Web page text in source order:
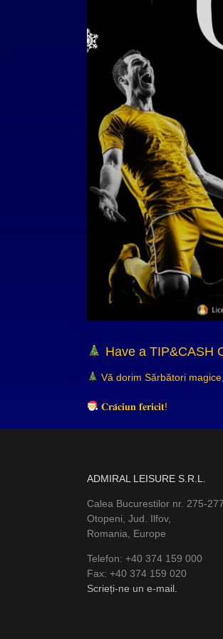
Have a TIP&CASH
Vă dorim Sărbători
𝐂𝐫𝐚̆𝐜𝐢𝐮𝐧 𝐟𝐞𝐫𝐢𝐜𝐢𝐭!
ADMIRAL LEISURE S.R.L.
Calea Bucurestilor nr. 275-277
Otopeni, Jud. Ilfov,
Romania, Europe
Telefon: +40 374 159 000
Fax: +40 374 159 020
Scrieți-ne un e-mail.